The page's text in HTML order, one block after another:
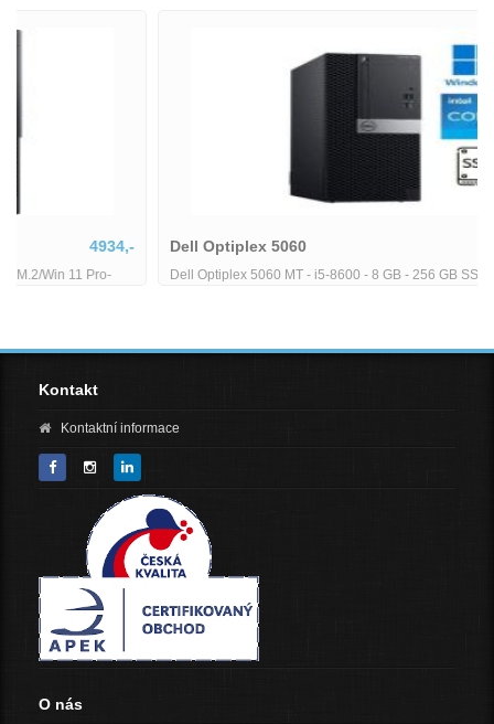
Dell Optiplex 5060
Dell Optiplex 5060 MT - i5-8600 - 8 GB - 256 GB SSD
Kontakt
Kontaktní informace
O nás